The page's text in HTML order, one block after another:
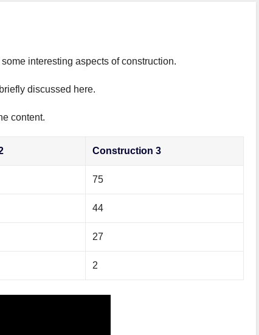
interesting aspects of construction.
discussed here.
content.
Construction 3
75
44
27
2